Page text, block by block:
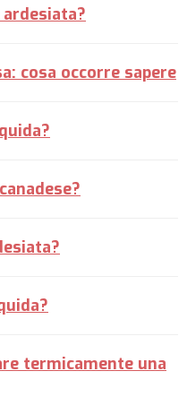
cosa occorre sapere
termicamente una